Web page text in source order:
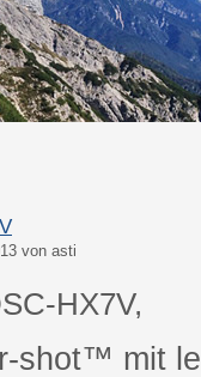
von asti
HX7V,
shot™ mit